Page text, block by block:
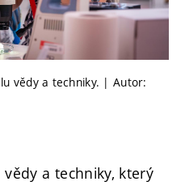
vědy a techniky. | Autor:
a techniky, který